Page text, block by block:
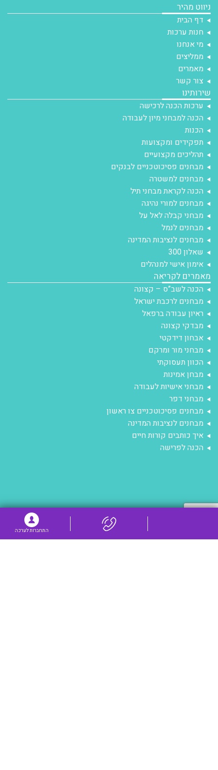
התחברות לערכה
ניווט מהיר
דף הבית
חנות ערכות
מי אנחנו
ממליצים
מאמרים
צור קשר
שירותינו
ערכות הכנה לרכישה
הכנה למבחני מיון לעבודה
הכנות
תפקידים ומקצועות
תהליכים מקצועיים
מבחנים פסיכוטכניים לבנקים
מבחנים למשטרה
הכנה לקראת מבחני תיל
מבחנים למורי נהיגה
מבחני קבלה לאל על
מבחנים לנמל
מבחנים לנציבות המדינה
שאלון 300
אימון אישי למנהלים
מאמרים לקריאה
הכנה לשב”ס – קצונה
מבחנים לרכבת ישראל
ראיון עבודה ברפאל
מבדקי קצונה
אבחון דידקטי
מבחני מור ומרקם
הכוון תעסוקתי
מבחן אמינות
מבחני אישיות לעבודה
מבחני דפר
מבחנים פסיכוטכניים צו ראשון
מבחנים לנציבות המדינה
איך כותבים קורות חיים
הכנה לפרישה